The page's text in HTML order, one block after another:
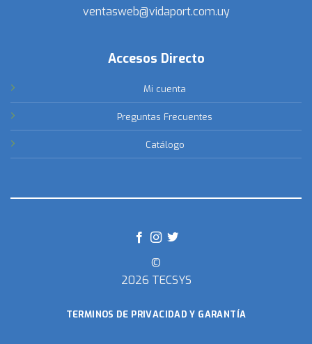
ventasweb@vidaport.com.uy
Accesos Directo
Mi cuenta
Preguntas Frecuentes
Catálogo
©
2026 TECSYS
TERMINOS DE PRIVACIDAD Y GARANTÍA